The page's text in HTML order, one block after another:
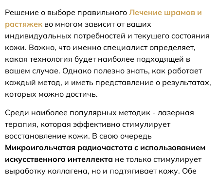
Решение о выборе правильного Лечение шрамов и
растяжек во многом зависит от ваших
индивидуальных потребностей и текущего состояния
кожи. Важно, что именно специалист определяет,
какая технология будет наиболее подходящей в
вашем случае. Однако полезно знать, как работает
каждый метод, и иметь представление о результатах,
которых можно достичь.
Среди наиболее популярных методик - лазерная
терапия, которая эффективно стимулирует
восстановление кожи. В свою очередь
Микроигольчатая радиочастота с использованием
искусственного интеллекта не только стимулирует
выработку коллагена, но и подтягивает кожу. Обе